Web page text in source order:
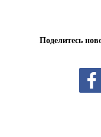
Поделитесь